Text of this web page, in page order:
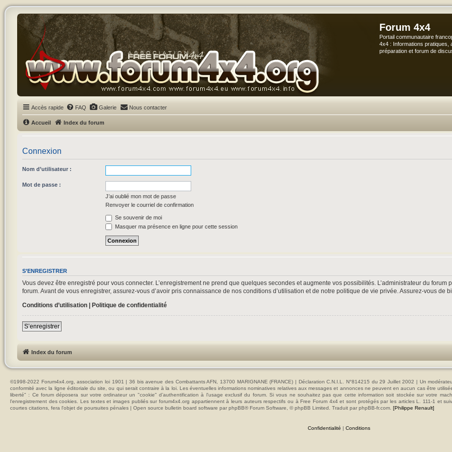
Forum 4x4
Portail communautaire
4x4 : Informations pratiques,
préparation et forum de
Accès rapide FAQ Galerie Nous contacter
Accueil Index du forum
Connexion
Nom d’utilisateur :
Mot de passe :
J’ai oublié mon mot de passe
Renvoyer le courriel de confirmation
Se souvenir de moi
Masquer ma présence en ligne pour cette session
S’ENREGISTRER
Vous devez être enregistré pour vous connecter. L’enregistrement ne prend que quelques secondes et augmente vos possibilités. L’administrateur du
forum. Avant de vous enregistrer, assurez-vous d’avoir pris connaissance de nos conditions d’utilisation et de notre politique de vie privée. Assurez-vous de
Conditions d’utilisation| Politique de confidentialité
S’enregistrer
Index du forum
©1998-2022 Forum4x4.org, association loi 1901 | 36 bis avenue des Combattants AFN, 13700 MARIGNANE (FRANCE) | Déclaration C.N.I.L. N°814215 du 29 Juillet 2002 | Un
conformité avec la ligne éditoriale du site, ou qui serait contraire à la loi. Les éventuelles informations nominatives relatives aux messages et annonces ne peuvent en aucun cas être
liberté" : Ce forum déposera sur votre ordinateur un "cookie" d’authentification à l'usage exclusif du forum. Si vous ne souhaitez pas que cette information soit stockée sur votre
l'enregistrement des cookies. Les textes et images publiés sur forum4x4.org appartiennent à leurs auteurs respectifs ou à Free Forum 4x4 et sont protégés par les articles L. 111-1 et
courtes citations, fera l'objet de poursuites pénales | Open source bulletin board software par phpBB® Forum Software, © phpBB Limited. Traduit par phpBB-fr.com. [Philippe Renault]
Confidentialité | Conditions